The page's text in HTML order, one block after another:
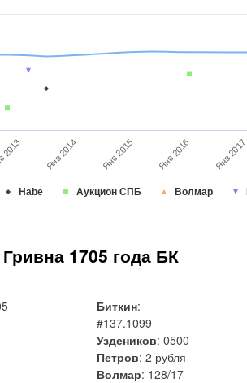
Habe Аукцион СПБ Волмар
Янв 2014 Янв 2015 Янв 2016 Янв 2017
Гривна 1705 года БК
Биткин:
#137.1099
Уздеников: 0500
Петров: 2 рубля
Волмар: 128/17